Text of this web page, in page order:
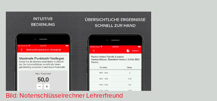
Bild: Notenschlüsselrechner Lehrerfreund